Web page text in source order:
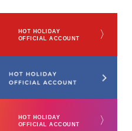
HOT HOLIDAY
OFFICIAL ACCOUNT
〉
HOT HOLIDAY
OFFICIAL ACCOUNT
〉